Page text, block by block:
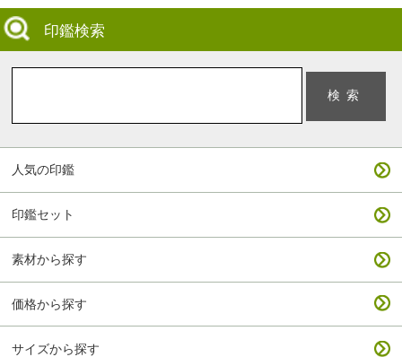
印鑑検索
人気の印鑑
印鑑セット
素材から探す
価格から探す
サイズから探す